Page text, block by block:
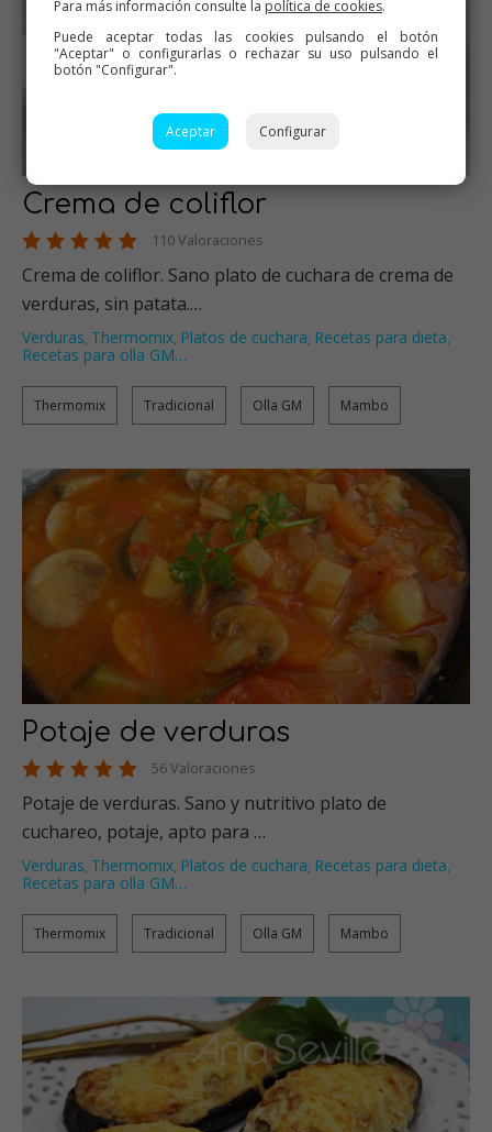
Crema de coliflor
110 Valoraciones
Crema de coliflor. Sano plato de cuchara de crema de
verduras, sin patata.…
Verduras, Thermomix, Platos de cuchara, Recetas para dieta,
Recetas para olla GM…
Thermomix Tradicional Olla GM Mambo
Potaje de verduras
56 Valoraciones
Potaje de verduras. Sano y nutritivo plato de
cuchareo, potaje, apto para …
Verduras, Thermomix, Platos de cuchara, Recetas para dieta,
Recetas para olla GM…
Thermomix Tradicional Olla GM Mambo
Para más información consulte la política de cookies.
Puede aceptar todas las cookies pulsando el botón
"Aceptar" o configurarlas o rechazar su uso pulsando el
botón "Configurar".
Aceptar Configurar